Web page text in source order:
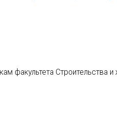
факультета Строительства